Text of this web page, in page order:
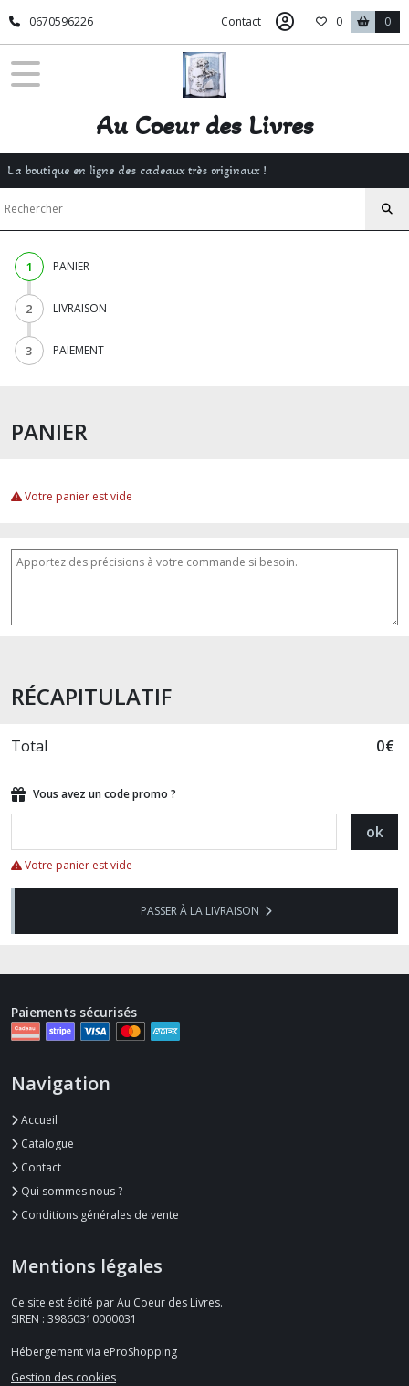
0670596226 Contact 0 0
Au Coeur des Livres
La boutique en ligne des cadeaux très originaux !
1 PANIER
2 LIVRAISON
3 PAIEMENT
PANIER
Votre panier est vide
RÉCAPITULATIF
Total 0€
Vous avez un code promo ?
ok
Votre panier est vide
PASSER À LA LIVRAISON
Paiements sécurisés
Navigation
Accueil
Catalogue
Contact
Qui sommes nous ?
Conditions générales de vente
Mentions légales
Ce site est édité par Au Coeur des Livres.
SIREN : 39860310000031
Hébergement via eProShopping
Gestion des cookies